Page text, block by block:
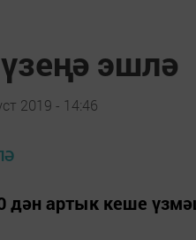
эшлә
2019 - 14:46
артык кеше